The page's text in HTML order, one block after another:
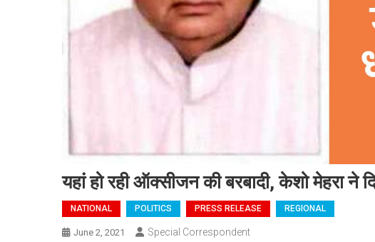
यहां हो रही ऑक्सीजन की बरबादी, केशो मेहरा ने
NATIONAL POLITICS PRESS RELEASE REGIONAL
June 2, 2021 Special Correspondent